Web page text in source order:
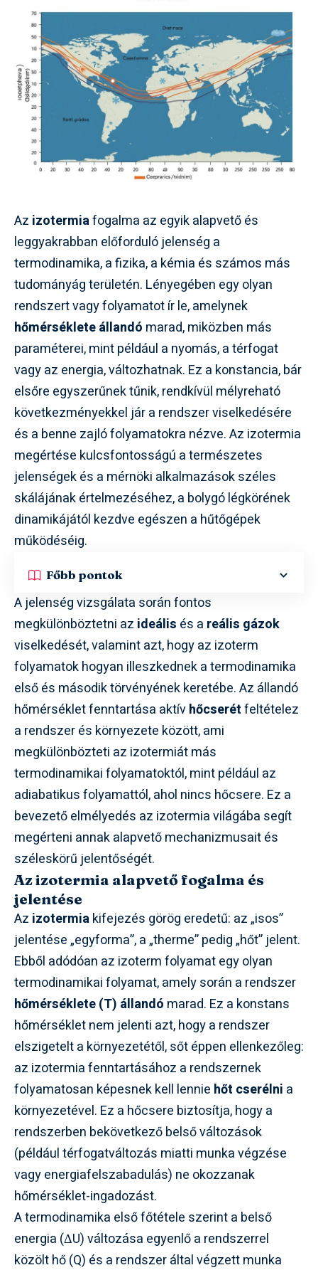
Az izotermiafogalma az egyik alapvető és
leggyakrabban előforduló jelenség a
termodinamika, a fizika, a kémia és számos más
tudományág területén. Lényegében egy olyan
rendszert vagy folyamatot ír le, amelynek
hőmérséklete állandó marad, miközben más
paraméterei, mint például a nyomás, a térfogat
vagy az energia, változhatnak. Ez a konstancia, bár
elsőre egyszerűnek tűnik, rendkívül mélyreható
következményekkel jár a rendszer viselkedésére
és a benne zajló folyamatokra nézve. Az izotermia
megértése kulcsfontosságú a természetes
jelenségek és a mérnöki alkalmazások széles
skálájának értelmezéséhez, a bolygó légkörének
dinamikájától kezdve egészen a hűtőgépek
működéséig.
Főbb pontok
A jelenség vizsgálata során fontos
megkülönböztetni az ideális és a reális gázok
viselkedését, valamint azt, hogy az izoterm
folyamatok hogyan illeszkednek a termodinamika
első és második törvényének keretébe. Az állandó
hőmérséklet fenntartása aktívhőcserétfeltételez
a rendszer és környezete között, ami
megkülönbözteti az izotermiát más
termodinamikai folyamatoktól, mint például az
adiabatikus folyamattól, ahol nincs hőcsere. Ez a
bevezető elmélyedés az izotermia világába segít
megérteni annak alapvető mechanizmusait és
széleskörű jelentőségét.
Az izotermia alapvető fogalma és
jelentése
Az izotermiakifejezés görög eredetű: az „isos”
jelentése „egyforma”, a „therme” pedig „hőt” jelent.
Ebből adódóan az izoterm folyamat egy olyan
termodinamikai folyamat, amely során a rendszer
hőmérséklete (T) állandó marad. Ez a konstans
hőmérséklet nem jelenti azt, hogy a rendszer
elszigetelt a környezetétől, sőt éppen ellenkezőleg:
az izotermia fenntartásához a rendszernek
folyamatosan képesnek kell lennie hőt cserélni a
környezetével. Ez a hőcsere biztosítja, hogy a
rendszerben bekövetkező belső változások
(például térfogatváltozás miatti munka végzése
vagy energiafelszabadulás) ne okozzanak
hőmérséklet-ingadozást.
A termodinamika első főtétele szerint a belső
energia (ΔU) változása egyenlő a rendszerrel
közölt hő (Q) és a rendszer által végzett munka